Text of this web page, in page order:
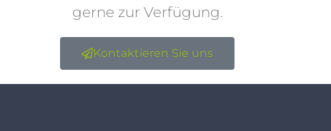
gerne zur Verfügung.
Kontaktieren Sie uns